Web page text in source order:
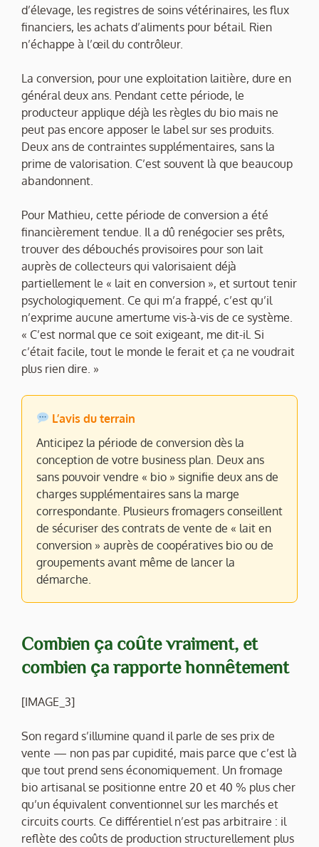
d’élevage, les registres de soins vétérinaires, les flux
financiers, les achats d’aliments pour bétail. Rien
n’échappe à l’œil du contrôleur.
La conversion, pour une exploitation laitière, dure en
général deux ans. Pendant cette période, le
producteur applique déjà les règles du bio mais ne
peut pas encore apposer le label sur ses produits.
Deux ans de contraintes supplémentaires, sans la
prime de valorisation. C’est souvent là que beaucoup
abandonnent.
Pour Mathieu, cette période de conversion a été
financièrement tendue. Il a dû renégocier ses prêts,
trouver des débouchés provisoires pour son lait
auprès de collecteurs qui valorisaient déjà
partiellement le « lait en conversion », et surtout tenir
psychologiquement. Ce qui m’a frappé, c’est qu’il
n’exprime aucune amertume vis-à-vis de ce système.
« C’est normal que ce soit exigeant, me dit-il. Si
c’était facile, tout le monde le ferait et ça ne voudrait
plus rien dire. »
L’avis du terrain
Anticipez la période de conversion dès la
conception de votre business plan. Deux ans
sans pouvoir vendre « bio » signifie deux ans de
charges supplémentaires sans la marge
correspondante. Plusieurs fromagers conseillent
de sécuriser des contrats de vente de « lait en
conversion » auprès de coopératives bio ou de
groupements avant même de lancer la
démarche.
Combien ça coûte vraiment, et
combien ça rapporte honnêtement
[IMAGE_3]
Son regard s’illumine quand il parle de ses prix de
vente — non pas par cupidité, mais parce que c’est là
que tout prend sens économiquement. Un fromage
bio artisanal se positionne entre 20 et 40 % plus cher
qu’un équivalent conventionnel sur les marchés et
circuits courts. Ce différentiel n’est pas arbitraire : il
reflète des coûts de production structurellement plus